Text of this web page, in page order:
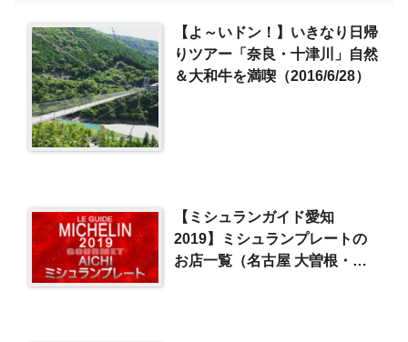
【よ～いドン！】いきなり日帰
りツアー「奈良・十津川」自然
＆大和牛を満喫（2016/6/28）
【ミシュランガイド愛知
2019】ミシュランプレートの
お店一覧（名古屋 大曽根・北